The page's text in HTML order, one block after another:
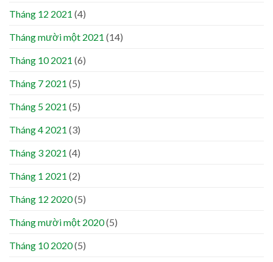
Tháng 12 2021 (4)
Tháng mười một 2021 (14)
Tháng 10 2021 (6)
Tháng 7 2021 (5)
Tháng 5 2021 (5)
Tháng 4 2021 (3)
Tháng 3 2021 (4)
Tháng 1 2021 (2)
Tháng 12 2020(5)
Tháng mười một 2020(5)
Tháng 10 2020(5)